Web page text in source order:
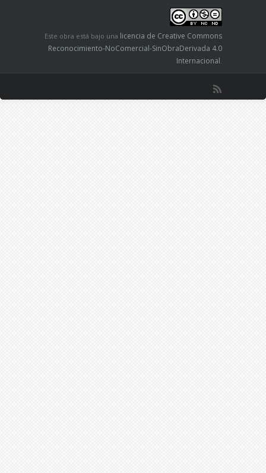
Este obra está bajo una licencia de Creative Commons
Reconocimiento-NoComercial-SinObraDerivada 4.0
Internacional